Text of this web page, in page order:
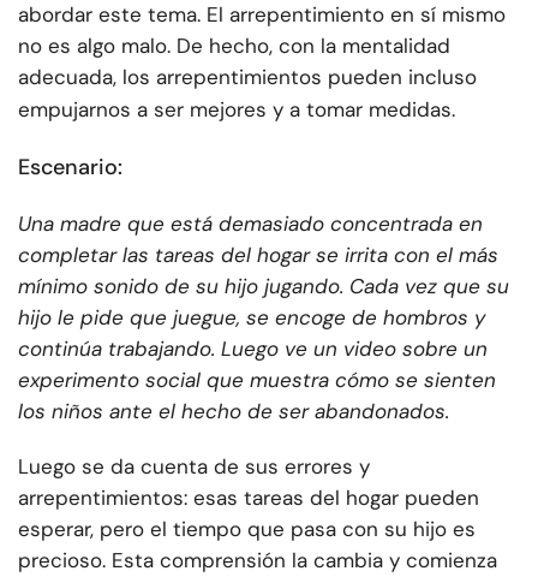
abordar este tema. El arrepentimiento en sí mismo
no es algo malo. De hecho, con la mentalidad
adecuada, los arrepentimientos pueden incluso
empujarnos a ser mejores y a tomar medidas.
Escenario:
Una madre que está demasiado concentrada en
completar las tareas del hogar se irrita con el más
mínimo sonido de su hijo jugando. Cada vez que su
hijo le pide que juegue, se encoge de hombros y
continúa trabajando. Luego ve un video sobre un
experimento social que muestra cómo se sienten
los niños ante el hecho de ser abandonados.
Luego se da cuenta de sus errores y
arrepentimientos: esas tareas del hogar pueden
esperar, pero el tiempo que pasa con su hijo es
precioso. Esta comprensión la cambia y comienza